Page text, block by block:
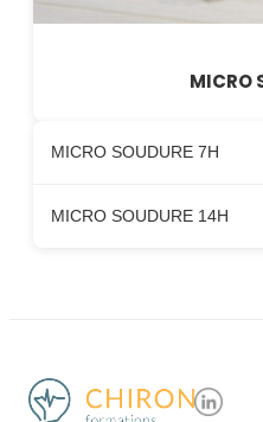
MICRO
MICRO SOUDURE 7H
MICRO SOUDURE 14H